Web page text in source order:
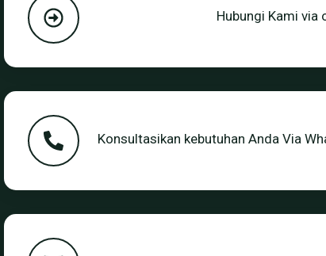
Hubungi Kami via
Konsultasikan kebutuhan Anda Via